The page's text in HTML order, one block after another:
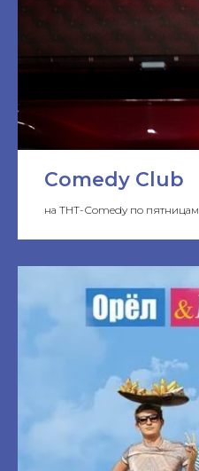
Comedy Club
на ТНТ-Сomedy по пятницам